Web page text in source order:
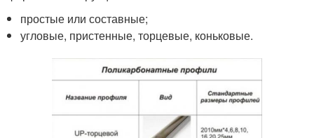
простые или составные;
угловые, пристенные, торцевые, коньковые.